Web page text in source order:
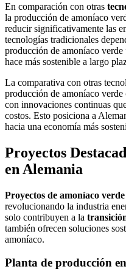
En comparación con otras
la producción de amoníaco
reducir significativamente las
tecnologías tradicionales
producción de amoníaco
hace más sostenible a largo
La comparativa con otras
producción de amoníaco verde
con innovaciones continuas
costos. Esto posiciona a
hacia una economía más
Proyectos
en Alemania
Proyectos de amoníaco verde
revolucionando la industria
solo contribuyen a la
también ofrecen soluciones
amoníaco.
Planta de producción